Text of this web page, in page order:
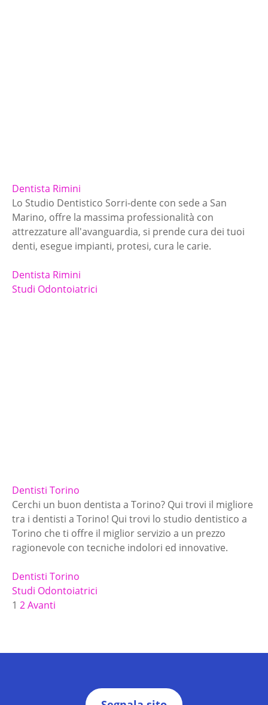
Dentista Rimini
Lo Studio Dentistico Sorri-dente con sede a San
Marino, offre la massima professionalità con
attrezzature all'avanguardia, si prende cura dei tuoi
denti, esegue impianti, protesi, cura le carie.
Dentista Rimini
Studi Odontoiatrici
Dentisti Torino
Cerchi un buon dentista a Torino? Qui trovi il migliore
tra i dentisti a Torino! Qui trovi lo studio dentistico a
Torino che ti offre il miglior servizio a un prezzo
ragionevole con tecniche indolori ed innovative.
Dentisti Torino
Studi Odontoiatrici
N
v
1 2Avanti